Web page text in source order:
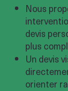
Nous
devis
plus
Un devis
orienter